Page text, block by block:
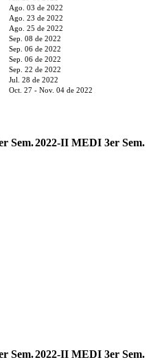
Ago. 03 de 2022
Ago. 23 de 2022
Ago. 25 de 2022
Sep. 08 de 2022
Sep. 06 de 2022
Sep. 06 de 2022
Sep. 22 de 2022
Jul. 28 de 2022
Oct. 27 - Nov. 04 de 2022
Sem.2022-II MEDI 3er Sem.
Sem.2022-II MEDI 3er Sem.